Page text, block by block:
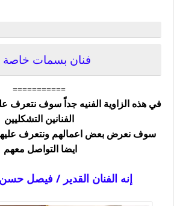
فنان بسمات خاصة
===========
في هذه الزاوية الفنيه جداً سوف
الفنانين التشكليين
سوف نعرض بعض اعمالهم ونتعرف
ايضا التواصل معهم
إنه الفنان القدير / فيصل